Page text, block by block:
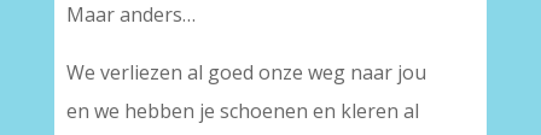
Maar anders…
We verliezen al goed onze weg naar jou
en we hebben je schoenen en kleren al